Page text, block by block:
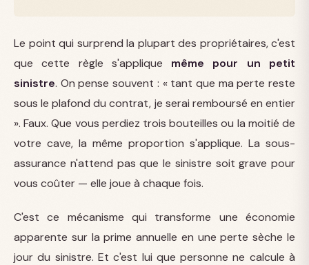
Le point qui surprend la plupart des propriétaires, c'est
que cette règle s'applique même pour un petit
sinistre. On pense souvent : « tant que ma perte reste
sous le plafond du contrat, je serai remboursé en entier
». Faux. Que vous perdiez trois bouteilles ou la moitié de
votre cave, la même proportion s'applique. La sous-
assurance n'attend pas que le sinistre soit grave pour
vous coûter — elle joue à chaque fois.
C'est ce mécanisme qui transforme une économie
apparente sur la prime annuelle en une perte sèche le
jour du sinistre. Et c'est lui que personne ne calcule à